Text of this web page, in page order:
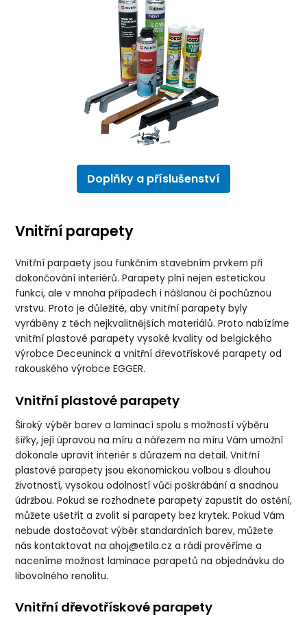
Doplňky a příslušenství
Vnitřní parapety
Vnitřní parpaety jsou funkčním stavebním prvkem při
dokončování interiérů. Parapety plní nejen estetickou
funkci, ale v mnoha případech i nášlanou či pochůznou
vrstvu. Proto je důležité, aby vnitřní parapety byly
vyráběny z těch nejkvalitnějších materiálů. Proto nabízíme
vnitřní plastové parapety vysoké kvality od belgického
výrobce Deceuninck a vnitřní dřevotřískové parapety od
rakouského výrobce EGGER.
Vnitřní plastové parapety
Široký výběr barev a laminací spolu s možností výběru
šířky, její úpravou na míru a nářezem na míru Vám umožní
dokonale upravit interiér s důrazem na detail. Vnitřní
plastové parapety jsou ekonomickou volbou s dlouhou
životností, vysokou odolností vůči poškrábání a snadnou
údržbou. Pokud se rozhodnete parapety zapustit do ostění,
můžete ušetřit a zvolit si parapety bez krytek. Pokud Vám
nebude dostačovat výběr standardních barev, můžete
nás kontaktovat na ahoj@etila.cz a rádi prověříme a
naceníme možnost laminace parapetů na objednávku do
libovolného renolitu.
Vnitřní dřevotřískové parapety